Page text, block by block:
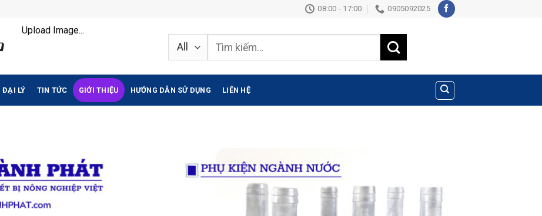
08:00 - 17:00 0905092025
Upload Image...
Tìm
ĐẠI LÝ TIN TỨC GIỚI THIỆU HƯỚNG DẪN SỬ DỤNG LIÊN HỆ